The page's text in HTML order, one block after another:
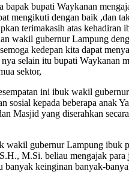
bapak bupati Waykanan
mengikuti dengan baik ,dan
terimakasih atas kehadiran
wakil gubernur Lampung
kedepan kita dapat
selain itu bupati Waykanan
sektor,
ini ibuk wakil
sosial kepada beberapa anak
Masjid yang diserahkan
wakil gubernur Lampung ibuk
M.Si. beliau mengajak para
banyak keinginan banyak-